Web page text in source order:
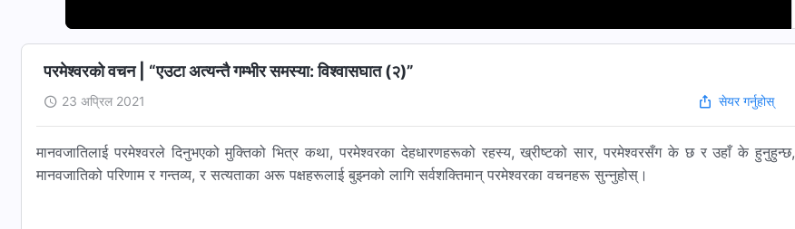
परमेश्‍वरको वचन | “एउटा अत्यन्तै गम्भीर समस्या: विश्‍वासघात (२)”
23 अप्रिल 2021 सेयर गर्नुहोस्
मानवजातिलाई परमेश्‍वरले दिनुभएको मुक्तिको भित्र कथा, परमेश्‍वरका देहधारणहरूको रहस्य, ख्रीष्टको सार, परमेश्‍वरसँग के छ र उहाँ के हुनुहुन्छ,
मानवजातिको परिणाम र गन्तव्य, र सत्यताका अरू पक्षहरूलाई बुझ्‍नको लागि सर्वशक्तिमान्‌ परमेश्‍वरका वचनहरू सुन्‍नुहोस्।